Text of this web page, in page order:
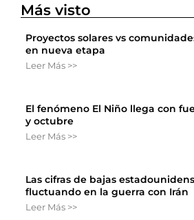
Más visto
Proyectos solares vs
en nueva etapa
Leer Más >>
El fenómeno El Niño llega con
y octubre
Leer Más >>
Las cifras de bajas
fluctuando en la guerra con Irán
Leer Más >>